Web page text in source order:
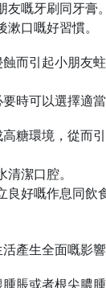
嘅牙刷同牙膏。
口嘅好習慣。
而引起小朋友
時可以選擇適
糖環境，從而
潔口腔。
好嘅作息同飲
產生全面嘅影響
脹或者根尖膿